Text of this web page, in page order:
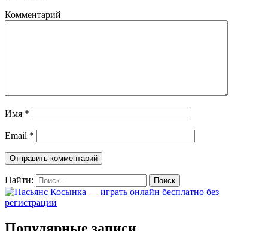
Комментарий
Имя *
Email *
Найти:
Популярные записи